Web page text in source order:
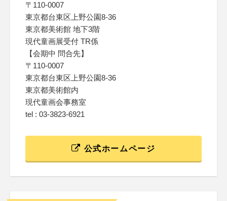
〒110-0007
東京都台東区上野公園8-36
東京都美術館 地下3階
現代童画展受付 TR係
【会期中 問合先】
〒110-0007
東京都台東区上野公園8-36
東京都美術館内
現代童画会事務室
tel : 03-3823-6921
公式ホームページ